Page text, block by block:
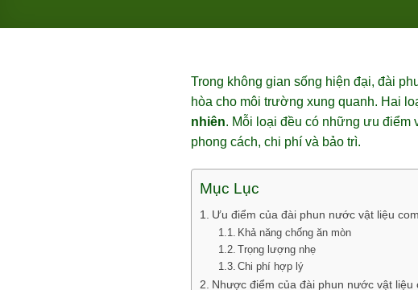
Trong không gian sống hiện đại, đài
hòa cho môi trường xung quanh. Hai
nhiên. Mỗi loại đều có những ưu điểm
phong cách, chi phí và bảo trì.
Mục Lục
Ưu điểm của đài phun nước vật liệu
Khả năng chống ăn mòn
Trọng lượng nhẹ
Chi phí hợp lý
Nhược điểm của đài phun nước vật liệu